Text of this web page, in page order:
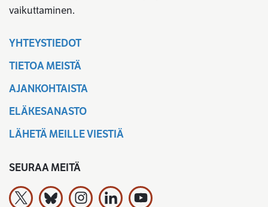
vaikuttaminen.
YHTEYSTIEDOT
TIETOA MEISTÄ
AJANKOHTAISTA
ELÄKESANASTO
LÄHETÄ MEILLE VIESTIÄ
SEURAA MEITÄ